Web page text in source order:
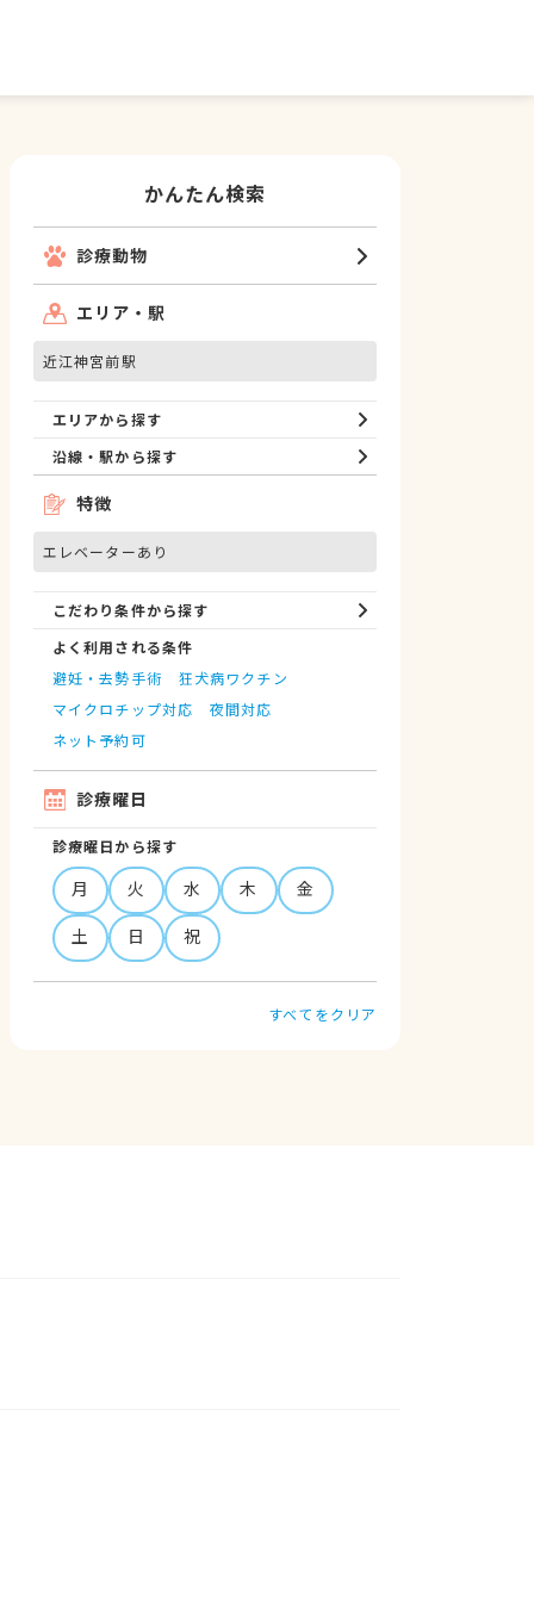
かんたん検索
診療動物
エリア・駅
近江神宮前駅
エリアから探す
沿線・駅から探す
特徴
エレベーターあり
こだわり条件から探す
よく利用される条件
避妊・去勢手術
狂犬病ワクチン
マイクロチップ対応
夜間対応
ネット予約可
診療曜日
診療曜日から探す
月 火 水 木
金
土
日 祝
すべてをクリア